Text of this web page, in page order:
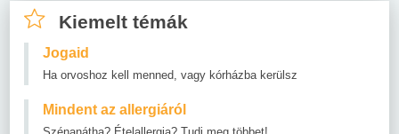
Kiemelt témák
Jogaid
Ha orvoshoz kell menned, vagy kórházba kerülsz
Mindent az allergiáról